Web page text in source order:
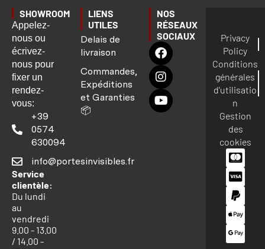
SHOWROOM
Appelez-
nous ou
écrivez-
nous pour
fixer un
rendez-
vous:
+39
0574
630094
info@portesinvisibles.fr
Service
clientèle:
Du lundi
au
vendredi
9.00 - 13.00
/ 14.00 -
LIENS
UTILES
Delais de
livraison
Commandes,
Expéditions
et Garanties
📦
NOS
RÉSEAUX
SOCIAUX
Privacy
Policy
Conditions
générales
d'utilisatio
n
Gestion
des
cookies